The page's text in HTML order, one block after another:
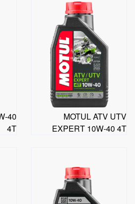
MOTUL ATV UTV
EXPERT 10W-40 4T
40
4T